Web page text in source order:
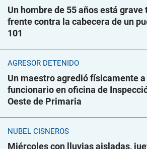
Un hombre de 55 años está grave
frente contra la cabecera de un
101
AGRESOR DETENIDO
Un maestro agredió físicamente
funcionario en oficina de
Oeste de Primaria
NUBEL CISNEROS
Miércoles con lluvias aisladas,